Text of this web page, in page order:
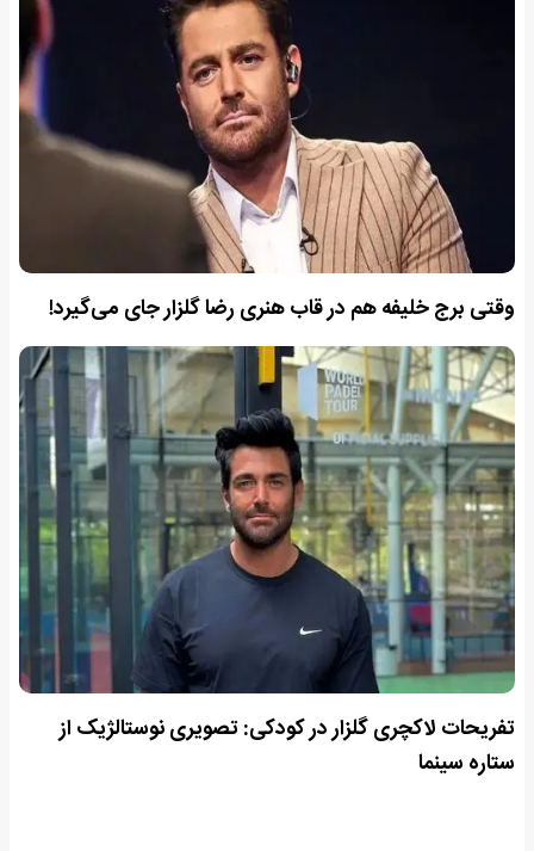
وقتی برج خلیفه هم در قاب هنری رضا گلزار جای می‌گیرد!
تفریحات لاکچری گلزار در کودکی: تصویری نوستالژیک از
ستاره سینما